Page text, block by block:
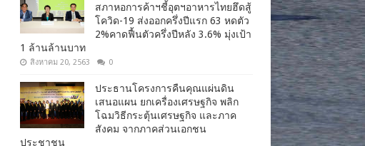
สภาหอการค้าฯชี้อุตฯอาหารไทยฮึดสู้
โควิด-19 ส่งออกครึ่งปีแรก 63 หดตัว
2%คาดฟื้นตัวครึ่งปีหลัง 3.6% มุ่งเป้า
1 ล้านล้านบาท
สิงหาคม 20, 2563 0
ประธานโครงการคืนคุณแผ่นดิน
เสนอแผน ยกเครื่องเศรษฐกิจ พลิก
โฉมวิธีกระตุ้นเศรษฐกิจ และภาค
สังคม จากภาคส่วนเอกชน
ประชาชน